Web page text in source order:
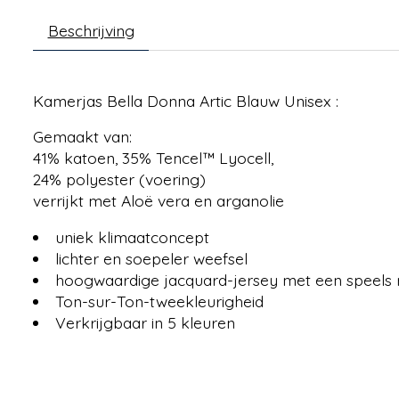
Beschrijving
Kamerjas Bella Donna Artic Blauw Unisex :
Gemaakt van:
41% katoen, 35% Tencel™ Lyocell,
24% polyester (voering)
verrijkt met Aloë vera en arganolie
uniek klimaatconcept
lichter en soepeler weefsel
hoogwaardige jacquard-jersey met een speels
Ton-sur-Ton-tweekleurigheid
Verkrijgbaar in 5 kleuren